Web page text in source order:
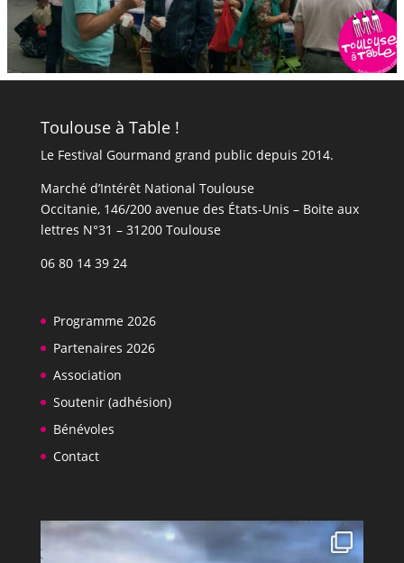
Toulouse à Table !
Le Festival Gourmand grand public depuis 2014.
Marché d’Intérêt National Toulouse
Occitanie, 146/200 avenue des États-Unis​​ – Boite aux
lettres N°31 – 31200 Toulouse
06 80 14 39 24
Programme 2026
Partenaires 2026
Association
Soutenir (adhésion)
Bénévoles
Contact